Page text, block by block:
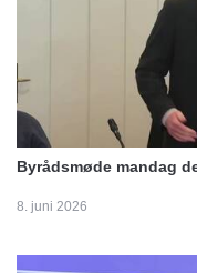
Byrådsmøde mandag
8. juni 2026